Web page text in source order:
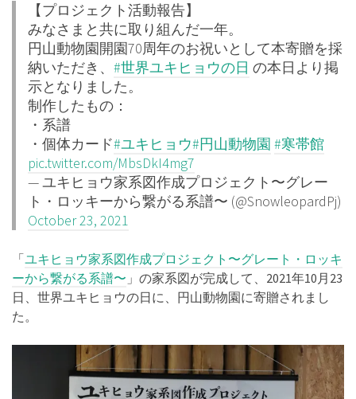
【プロジェクト活動報告】
みなさまと共に取り組んだ一年。
円山動物園開園70周年のお祝いとして本寄贈を採
納いただき、 #世界ユキヒョウの日 の本日より掲
示となりました。
制作したもの：
・系譜
・個体カード#ユキヒョウ#円山動物園 #寒帯館
pic.twitter.com/MbsDkI4mg7
— ユキヒョウ家系図作成プロジェクト〜グレー
ト・ロッキーから繋がる系譜〜 (@SnowleopardPj)
October 23, 2021
「ユキヒョウ家系図作成プロジェクト〜グレート・ロッキ
ーから繋がる系譜〜 」の家系図が完成して、2021年10月23
日、世界ユキヒョウの日に、円山動物園に寄贈されまし
た。